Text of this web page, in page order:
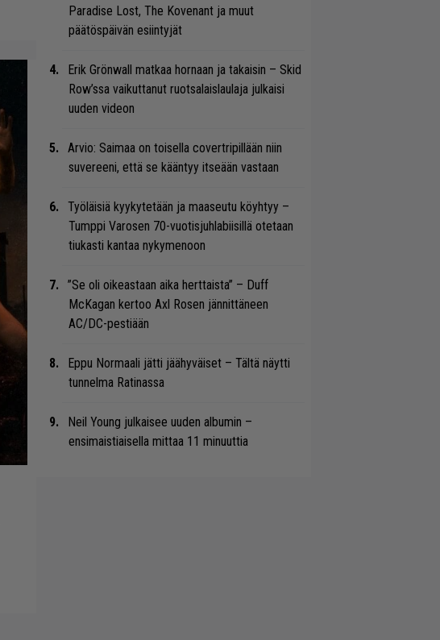
Paradise Lost, The Kovenant ja muut
päätöspäivän esiintyjät
Erik Grönwall matkaa hornaan ja takaisin – Skid
Row’ssa vaikuttanut ruotsalaislaulaja julkaisi
uuden videon
Arvio: Saimaa on toisella covertripillään niin
suvereeni, että se kääntyy itseään vastaan
Työläisiä kyykytetään ja maaseutu köyhtyy –
Tumppi Varosen 70-vuotisjuhlabiisillä otetaan
tiukasti kantaa nykymenoon
”Se oli oikeastaan aika herttaista” – Duff
McKagan kertoo Axl Rosen jännittäneen
AC/DC-pestiään
Eppu Normaali jätti jäähyväiset – Tältä näytti
tunnelma Ratinassa
Neil Young julkaisee uuden albumin –
ensimaistiaisella mittaa 11 minuuttia